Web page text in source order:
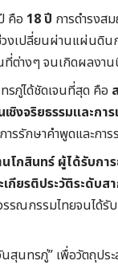
คือ 18 ปี การดำรงส
งเปลี่ยนผ่านแผ่นดิน
ต่างๆ จนเกิดผลงาน
ภู่ได้ชัดเจนที่สุด คือ
ชิงจริยธรรมและกา
รรักษาคำพูดและกา
โกสินทร์ ผู้ได้รับกา
กียรติประวัติระดับส
รณกรรมไทยจนได้
สุนทรภู่” เพื่อวัตถุปร